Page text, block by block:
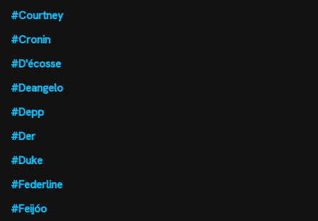
#Courtney
#Cronin
#D'écosse
#Deangelo
#Depp
#Der
#Duke
#Federline
#Feijóo